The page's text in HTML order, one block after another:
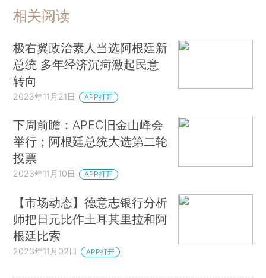
相关阅读
极右翼政治素人当选阿根廷新
总统 多年经济沉疴激起民意
转向
2023年11月21日 APP打开
下周前瞻：APEC旧金山峰会
举行；阿根廷总统大选第二轮
投票
2023年11月10日 APP打开
【市场动态】德意志银行分析
师把日元比作土耳其里拉和阿
根廷比索
2023年11月02日 APP打开